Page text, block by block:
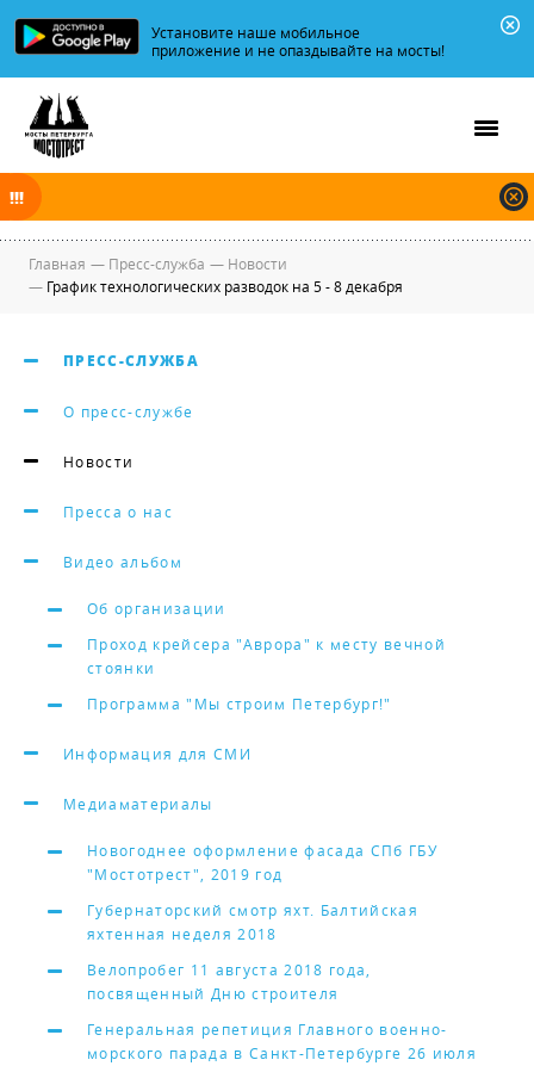
Установите наше мобильное
приложение и не опаздывайте на мосты!
разводятся по графику.
Главная — Пресс-служба — Новости
— График технологических разводок на 5 - 8 декабря
ПРЕСС-СЛУЖБА
О пресс-службе
Новости
Пресса о нас
Видео альбом
Об организации
Проход крейсера "Аврора" к месту вечной
стоянки
Программа "Мы строим Петербург!"
Информация для СМИ
Медиаматериалы
Новогоднее оформление фасада СПб ГБУ
"Мостотрест", 2019 год
Губернаторский смотр яхт. Балтийская
яхтенная неделя 2018
Велопробег 11 августа 2018 года,
посвященный Дню строителя
Генеральная репетиция Главного военно-
морского парада в Санкт-Петербурге 26 июля